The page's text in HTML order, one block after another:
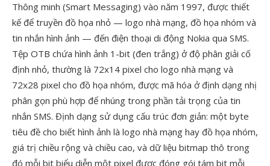
Thông minh (Smart Messaging) vào năm 1997, được thiết
kế để truyền đồ họa nhỏ — logo nhà mạng, đồ họa nhóm và
tin nhắn hình ảnh — đến điện thoại di động Nokia qua SMS.
Tệp OTB chứa hình ảnh 1-bit (đen trắng) ở độ phân giải cố
định nhỏ, thường là 72x14 pixel cho logo nhà mạng và
72x28 pixel cho đồ họa nhóm, được mã hóa ở định dạng nhị
phân gọn phù hợp để nhúng trong phần tải trọng của tin
nhắn SMS. Định dạng sử dụng cấu trúc đơn giản: một byte
tiêu đề cho biết hình ảnh là logo nhà mạng hay đồ họa nhóm,
giá trị chiều rộng và chiều cao, và dữ liệu bitmap thô trong
đó mỗi bit biểu diễn một pixel được đóng gói tám bit mỗi